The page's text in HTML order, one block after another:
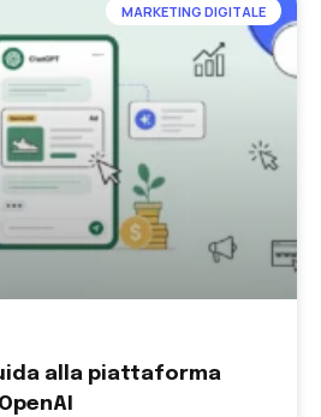
MARKETING DIGITALE
alla piattaforma